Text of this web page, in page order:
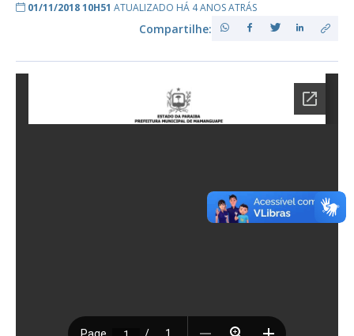
01/11/2018 10H51 ATUALIZADO HÁ 4 ANOS ATRÁS
Compartilhe: